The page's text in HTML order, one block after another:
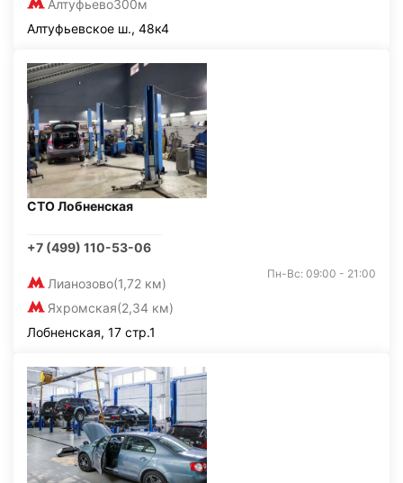
Алтуфьево300м
Алтуфьевское ш., 48к4
СТО Лобненская
+7 (499) 110-53-06
Лианозово(1,72 км)
Яхромская(2,34 км)
Пн-Вс: 09:00 - 21:00
Лобненская, 17 стр.1